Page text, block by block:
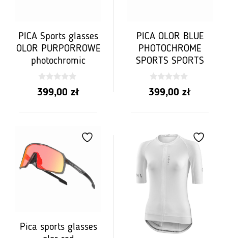
PICA Sports glasses
OLOR PURPORROWE
photochromic
0
z
399,00 zł
PICA OLOR BLUE
PHOTOCHROME
SPORTS SPORTS
0
z
399,00 zł
Pica sports glasses